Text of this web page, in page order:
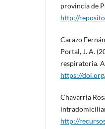
provincia de
http://
Carazo
Portal, J. A.
respiratoria.
https://
Chavarría
http://